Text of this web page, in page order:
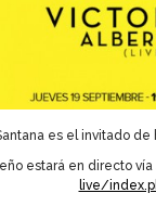
es el invitado
estará en directo
live/